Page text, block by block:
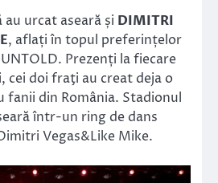
au urcat aseară și DIMITRI
, aflați în topul preferințelor
Prezenți la fiecare
cei doi fraţi au creat deja o
fanii din România. Stadionul
într-un ring de dans
Vegas&Like Mike.